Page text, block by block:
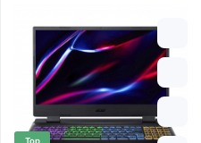
Top